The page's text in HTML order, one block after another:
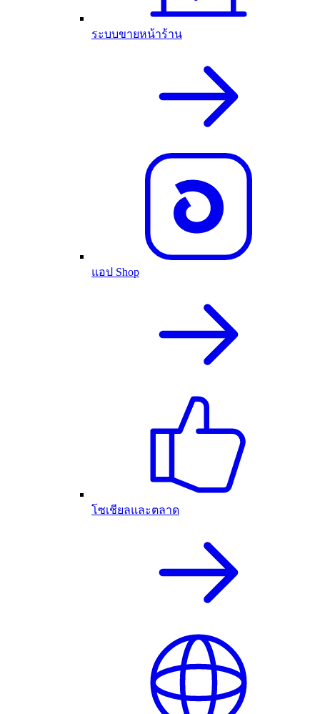
ระบบขายหน้าร้าน
แอป Shop
โซเชียลและตลาด